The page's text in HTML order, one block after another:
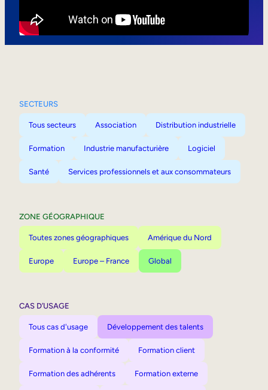
SECTEURS
Tous secteurs Association Distribution industrielle
Formation Industrie manufacturière Logiciel
Santé Services professionnels et aux consommateurs
ZONE GÉOGRAPHIQUE
Toutes zones géographiques Amérique du Nord
Europe Europe – France Global
CAS D’USAGE
Tous cas d'usage Développement des talents
Formation à la conformité Formation client
Formation des adhérents Formation externe